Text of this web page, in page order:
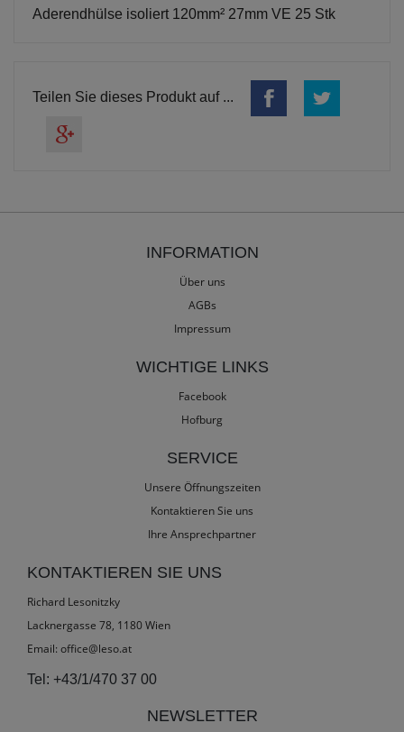
Aderendhülse isoliert 120mm² 27mm VE 25 Stk
Teilen Sie dieses Produkt auf ...
INFORMATION
Über uns
AGBs
Impressum
WICHTIGE LINKS
Facebook
Hofburg
SERVICE
Unsere Öffnungszeiten
Kontaktieren Sie uns
Ihre Ansprechpartner
KONTAKTIEREN SIE UNS
Richard Lesonitzky
Lacknergasse 78, 1180 Wien
Email: office@leso.at
Tel: +43/1/470 37 00
NEWSLETTER